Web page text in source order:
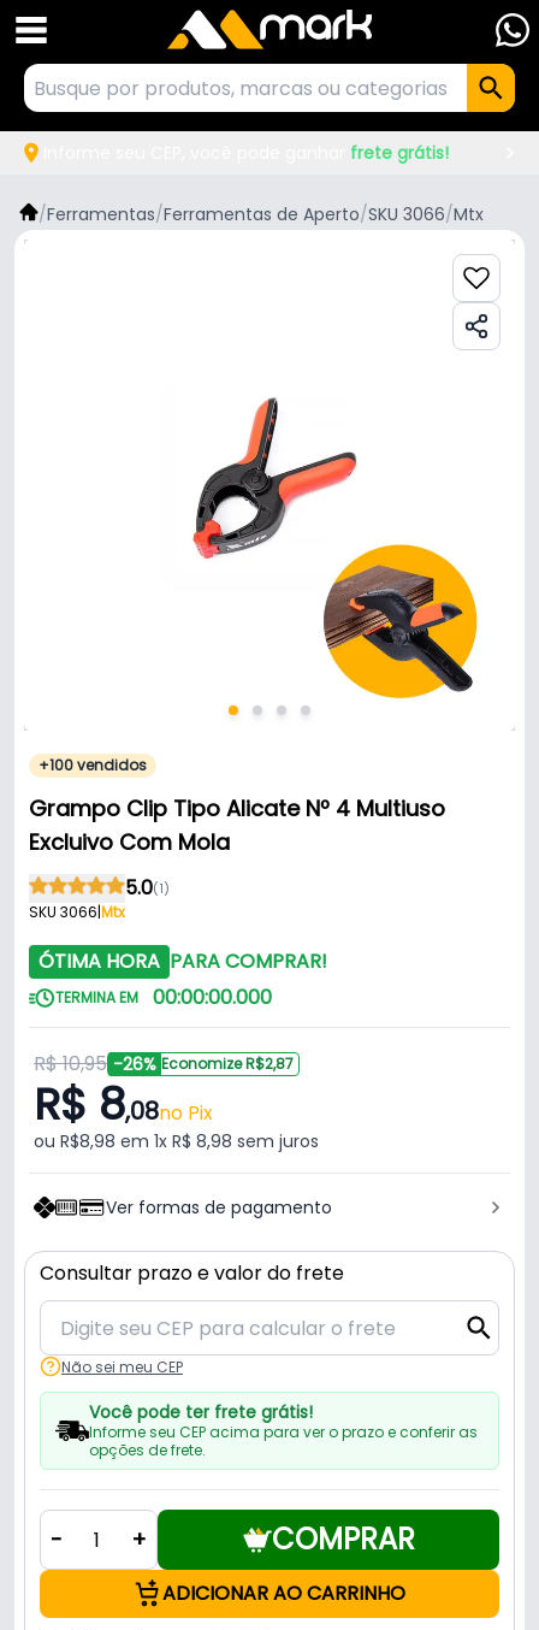
frete grátis!
/Ferramentas/Ferramentas de Aperto/SKU 3066/Mtx
+100 vendidos
Grampo Clip Tipo Alicate Nº 4 Multiuso
Excluivo Com Mola
5.0(1)
SKU 3066|Mtx
ÓTIMA HORA PARA COMPRAR!
TERMINA EM 00:00:00.000
R$ 10,95 -26% Economize R$2,87
R$ 8,08no Pix
ou R$8,98 em 1x R$ 8,98 sem juros
Ver formas de pagamento
Consultar prazo e valor do frete
Não sei meu CEP
Você pode ter frete grátis!
Informe seu CEP acima para ver o prazo e conferir as
opções de frete.
- + COMPRAR
ADICIONAR AO CARRINHO